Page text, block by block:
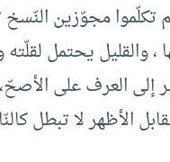
تكلّموا مجوّزين
، والقليل يحتمل
العرف على الأصحّ،
الأظهر لا تبطل